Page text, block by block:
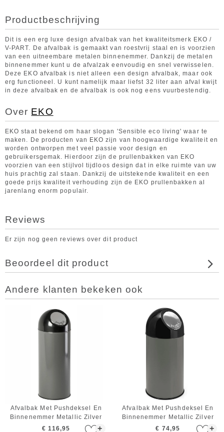
Productbeschrijving
Dit is een erg luxe design afvalbak van het kwaliteitsmerk EKO /
V-PART. De afvalbak is gemaakt van roestvrij staal en is voorzien
van een uitneembare metalen binnenemmer. Dankzij de metalen
binnenemmer kunt u de afvalzak eenvoudig en snel verwisselen.
Deze EKO afvalbak is niet alleen een design afvalbak, maar ook
erg functioneel. U kunt namelijk maar liefst 32 liter aan afval kwijt
in deze afvalbak en de afvalbak is ook nog eens vuurbestendig.
Over EKO
EKO staat bekend om haar slogan 'Sensible eco living' waar te
maken. De producten van EKO zijn van hoogwaardige kwaliteit en
worden ontworpen met veel passie voor design en
gebruikersgemak. Hierdoor zijn de prullenbakken van EKO
voorzien van een stijlvol tijdloos design dat in elke ruimte van uw
huis prachtig zal staan. Dankzij de uitstekende kwaliteit en een
goede prijs kwaliteit verhouding zijn de EKO prullenbakken al
jarenlang enorm populair.
Reviews
Er zijn nog geen reviews over dit product
Beoordeel dit product
Andere klanten bekeken ook
+
Afvalbak Met Pushdeksel En
Binnenemmer Metallic Zilver
55L
€ 116,95 +
Afvalbak Met Pushdeksel En
Binnenemmer Metallic Zilver
40L
€ 74,95